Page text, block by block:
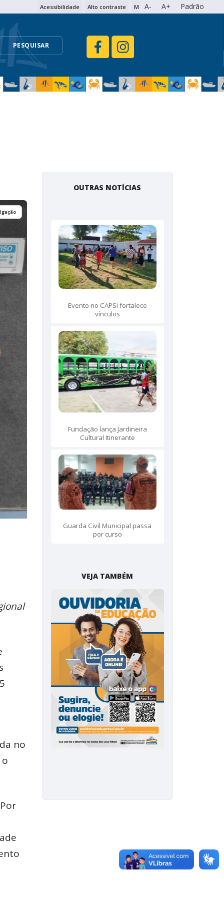
A- A+ Padrão
Acessibilidade Alto contraste Mapa do site
PESQUISAR
no
OUTRAS NOTÍCIAS
Evento no CAPSi fortalece
vínculos
Fundação lança Jardineira
Cultural Itinerante
Guarda Civil Municipal passa
por curso
VEJA TAMBÉM